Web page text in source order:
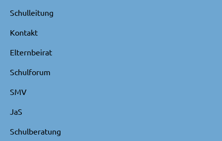
Schulleitung
Kontakt
Elternbeirat
Schulforum
SMV
JaS
Schulberatung